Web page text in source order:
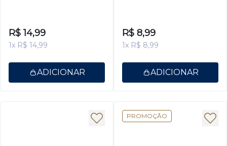
R$ 14,99
1x R$ 14,99
ADICIONAR
R$ 8,99
1x R$ 8,99
ADICIONAR
PROMOÇÃO